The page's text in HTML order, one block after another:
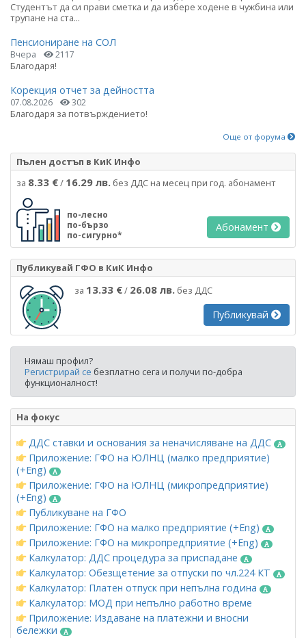
Студентът да си прави сметка и да избере ходене в чужбина или
трупане на ста...
Пенсиониране на СОЛ
Вчера 2117
Благодаря!
Корекция отчет за дейността
07.08.2026 302
Благодаря за потвърждението!
Още от форума
Пълен достъп в КиК Инфо
за 8.33 €/ 16.29 лв. без ДДС на месец при год. абонамент
по-лесно
по-бързо
по-сигурно*
Абонамент
Публикувай ГФО в КиК Инфо
за 13.33 €/ 26.08 лв. без ДДС
Публикувай
Нямаш профил?
Регистрирай се безплатно сега и получи по-добра
функционалност!
На фокус
ДДС ставки и основания за неначисляване на ДДС
Приложение: ГФО на ЮЛНЦ (малко предприятие)
(+Eng)
Приложение: ГФО на ЮЛНЦ (микропредприятие)
(+Eng)
Публикуване на ГФО
Приложение: ГФО на малко предприятие (+Eng)
Приложение: ГФО на микропредприятие (+Eng)
Калкулатор: ДДС процедура за приспадане
Калкулатор: Обезщетение за отпуски по чл.224 КТ
Калкулатор: Платен отпуск при непълна година
Калкулатор: МОД при непълно работно време
Приложение: Издаване на платежни и вносни
бележки